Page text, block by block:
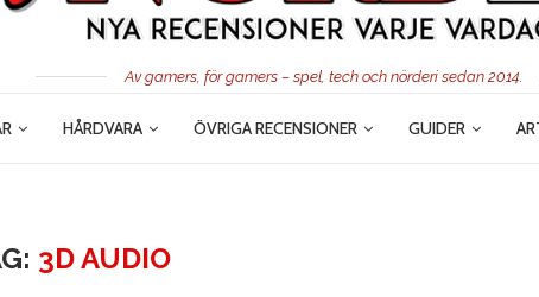
Av gamers, för gamers – spel, tech och nörderi sedan 2014.
HÅRDVARA ÖVRIGA RECENSIONER GUIDER
3D AUDIO